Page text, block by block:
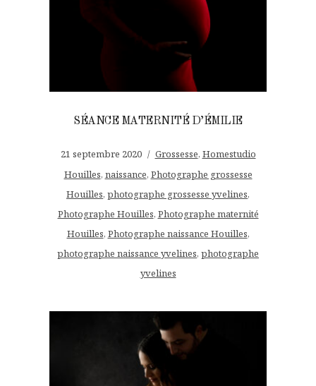
SÉANCE MATERNITÉ D’ÉMILIE
21 septembre 2020 Grossesse, Homestudio
Houilles, naissance, Photographe grossesse
Houilles, photographe grossesse yvelines,
Photographe Houilles, Photographe maternité
Houilles, Photographe naissance Houilles,
photographe naissance yvelines, photographe
yvelines